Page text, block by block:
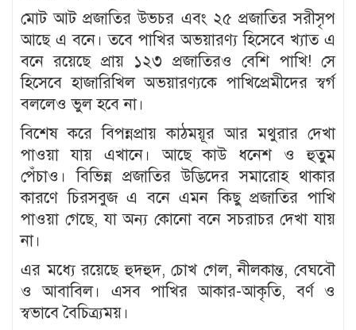
মোট আট প্রজাতির উভচর এবং ২৫ প্রজাতির সরীসৃপ
আছে এ বনে। তবে পাখির অভয়ারণ্য হিসেবে খ্যাত এ
বনে রয়েছে প্রায় ১২৩ প্রজাতিরও বেশি পাখি! সে
হিসেবে হাজারিখিল অভয়ারণ্যকে পাখিপ্রেমীদের স্বর্গ
বললেও ভুল হবে না।
বিশেষ করে বিপন্নপ্রায় কাঠময়ূর আর মথুরার দেখা
পাওয়া যায় এখানে। আছে কাউ ধনেশ ও হুতুম
পেঁচাও। বিভিন্ন প্রজাতির উদ্ভিদের সমারোহ থাকার
কারণে চিরসবুজ এ বনে এমন কিছু প্রজাতির পাখি
পাওয়া গেছে, যা অন্য কোনো বনে সচরাচর দেখা যায়
না।
এর মধ্যে রয়েছে হুদহুদ, চোখ গেল, নীলকান্ত, বেঘবৌ
ও আবাবিল। এসব পাখির আকার-আকৃতি, বর্ণ ও
স্বভাবে বৈচিত্র্যময়।